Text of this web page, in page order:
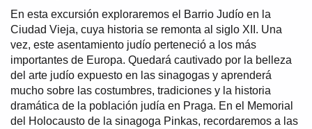
En esta excursión exploraremos el Barrio Judío en la
Ciudad Vieja, cuya historia se remonta al siglo XII. Una
vez, este asentamiento judío perteneció a los más
importantes de Europa. Quedará cautivado por la belleza
del arte judío expuesto en las sinagogas y aprenderá
mucho sobre las costumbres, tradiciones y la historia
dramática de la población judía en Praga. En el Memorial
del Holocausto de la sinagoga Pinkas, recordaremos a las